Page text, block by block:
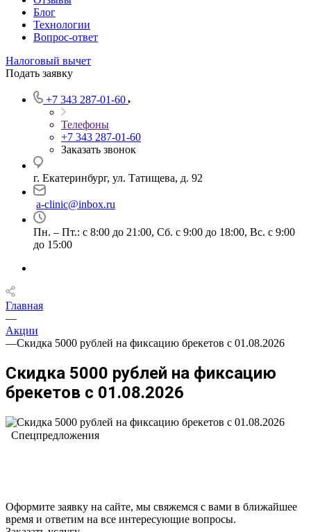
Блог
Технологии
Вопрос-ответ
Налоговый вычет
Подать заявку
+7 343 287-01-60
Телефоны
+7 343 287-01-60
Заказать звонок
г. Екатеринбург, ул. Татищева, д. 92
a-clinic@inbox.ru
Пн. – Пт.: с 8:00 до 21:00, Сб. с 9:00 до 18:00, Вс. с 9:00
до 15:00
Главная
—
Акции
—Скидка 5000 рублей на фиксацию брекетов с 01.08.2026
Скидка 5000 рублей на фиксацию
брекетов с 01.08.2026
Спецпредложения
Оформите заявку на сайте, мы свяжемся с вами в ближайшее
время и ответим на все интересующие вопросы.